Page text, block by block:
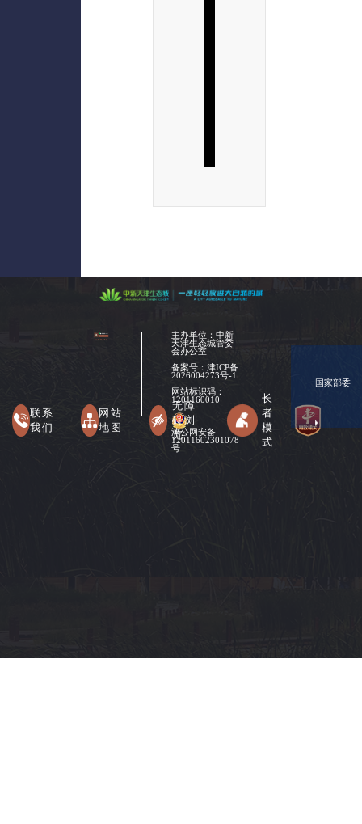
主办单位：中新
天津生态城管委
会办公室
备案号： 津ICP备
2026004273号-1
网站标识码：
1201160010
津公网安备
12011602301078
号
联系
我们
网站
地图
无障
碍浏
览
长
者
模
式
国家部委